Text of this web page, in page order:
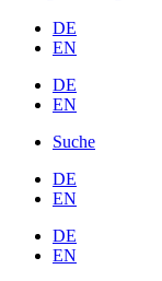
DE
EN
DE
EN
Suche
DE
EN
DE
EN